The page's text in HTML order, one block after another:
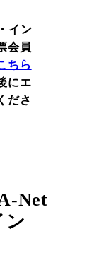
イン
会員
ちら
にエ
ださ
Net
ン